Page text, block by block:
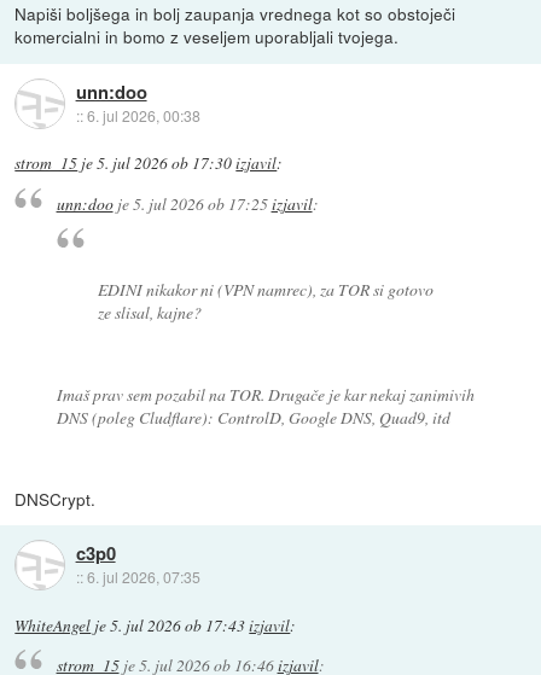
Napiši boljšega in bolj zaupanja vrednega kot so obstoječi
komercialni in bomo z veseljem uporabljali tvojega.
unn:doo
::6. jul 2026, 00:38
strom_15 je5. jul 2026 ob 17:30izjavil:
unn:dooje5. jul 2026 ob 17:25izjavil:
EDINI nikakor ni (VPN namrec), za TOR si gotovo
ze slisal, kajne?
Imaš prav sem pozabil na TOR. Drugače je kar nekaj zanimivih
DNS (poleg Cludflare): ControlD, Google DNS, Quad9, itd
DNSCrypt.
c3p0
::6. jul 2026, 07:35
WhiteAngel je5. jul 2026 ob 17:43izjavil:
strom_15je5. jul 2026 ob 16:46izjavil: